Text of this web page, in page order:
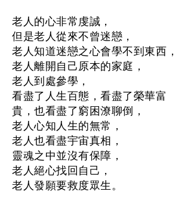
老人的心非常虔誠，
但是老人從來不曾迷戀，
老人知道迷戀之心會學不到東西，
老人離開自己原本的家庭，
老人到處參學，
看盡了人生百態，看盡了榮華富
貴，也看盡了窮困潦聊倒，
老人心知人生的無常，
老人也看盡宇宙真相，
靈魂之中並沒有保障，
老人絕心找回自己，
老人發願要救度眾生。